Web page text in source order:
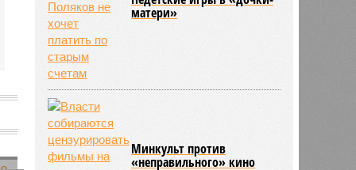
матери»
Минкульт против
«неправильного» кино